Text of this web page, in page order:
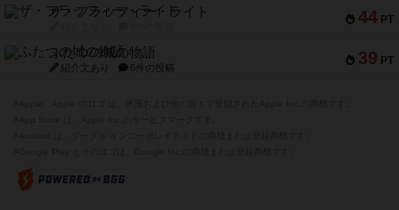
44 PT
ザ・フラッフィー・ライト
39 PT
ふたつの城の物語
紹介文あり 6件の投稿